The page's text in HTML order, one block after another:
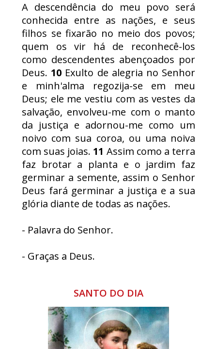
A descendência do meu povo será
conhecida entre as nações, e seus
filhos se fixarão no meio dos povos;
quem os vir há de reconhecê-los
como descendentes abençoados por
Deus. 10 Exulto de alegria no Senhor
e minh'alma regozija-se em meu
Deus; ele me vestiu com as vestes da
salvação, envolveu-me com o manto
da justiça e adornou-me como um
noivo com sua coroa, ou uma noiva
com suas joias. 11 Assim como a terra
faz brotar a planta e o jardim faz
germinar a semente, assim o Senhor
Deus fará germinar a justiça e a sua
glória diante de todas as nações.
- Palavra do Senhor.
- Graças a Deus.
SANTO DO DIA